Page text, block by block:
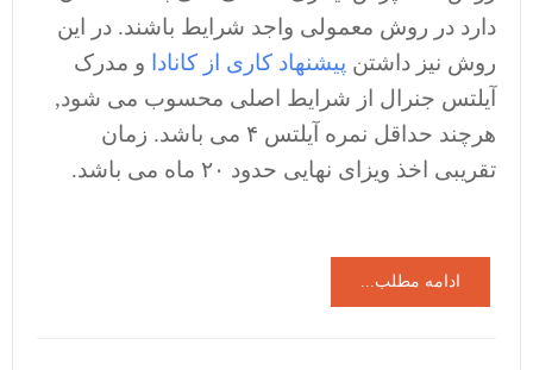
دارد در روش معمولی واجد شرایط باشند. در این
روش نیز داشتن پیشنهاد کاری از کانادا و مدرک
آیلتس جنرال از شرایط اصلی محسوب می شود,
هرچند حداقل نمره آیلتس ۴ می باشد. زمان
تقریبی اخذ ویزای نهایی حدود ۲۰ ماه می باشد.
ادامه مطلب...